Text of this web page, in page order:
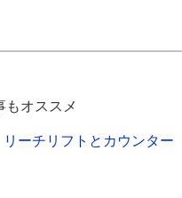
もオススメ
ーチリフトとカウンター